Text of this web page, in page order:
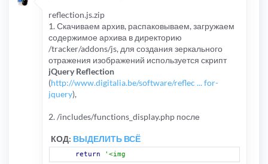
reflection.js.zip
1. Скачиваем архив, распаковываем, загружаем
содержимое архива в директорию
/tracker/addons/js, для создания зеркального
отражения изображений используется скрипт
jQuery Reflection
(http://www.digitalia.be/software/reflec ... for-
jquery),
2. /includes/functions_display.php после
КОД: ВЫДЕЛИТЬ ВСЁ
return '<img